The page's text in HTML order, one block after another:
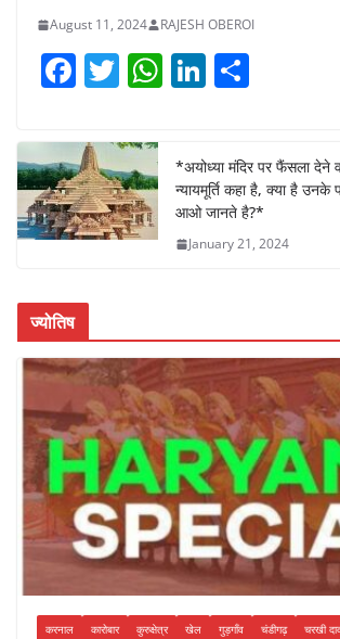
August 11, 2024 RAJESH OBEROI
F
c
e
b
o
k
T
itt
er
W
s
A
p
Li
e
dI
n
e
*अयोध्या मंदिर पर फैंसला देने
न्यायमूर्ति कहा है, क्या है उनके
आओ जानते है?*
January 21, 2024
ज्योतिष
करनाल कारोबार कुरुक्षेत्र खेल गुड़गाँव चंडीगढ़ चरखी